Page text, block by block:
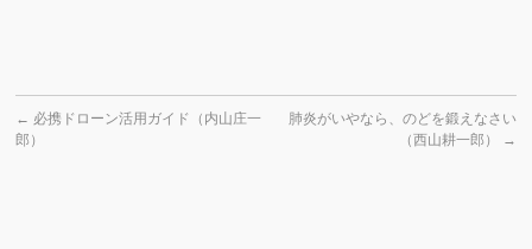
← 必携ドローン活用ガイド（内山庄一
郎）
肺炎がいやなら、のどを鍛えなさい
（西山耕一郎）
→